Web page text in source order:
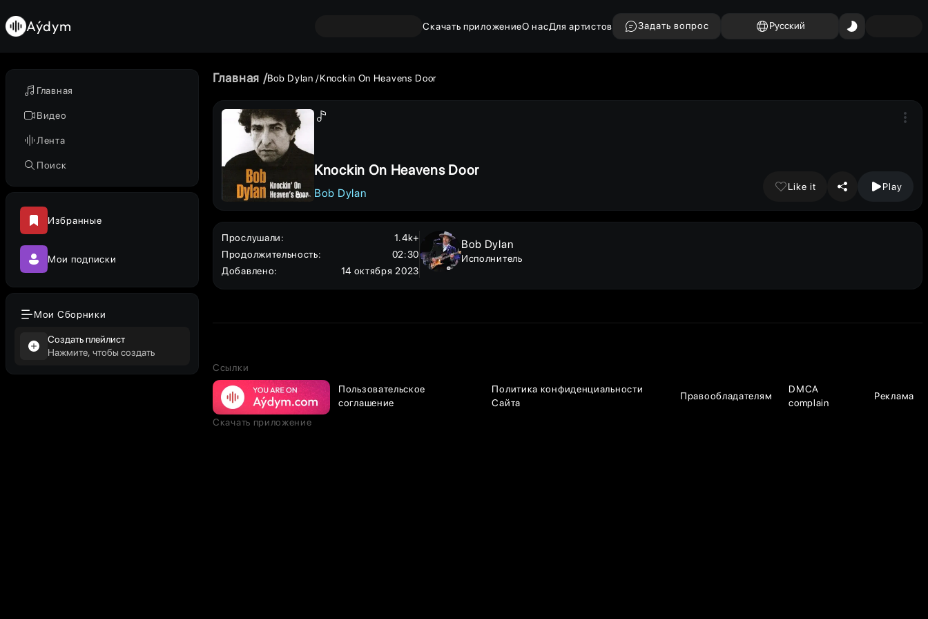
Главная
Видео
Лента
Поиск
Избранные
Мои подписки
Мои Сборники
Создать плейлист
Нажмите, чтобы создать
Aýdym Скачать приложениеО насДля артистов Задать вопрос Русский
Главная Bob Dylan Knockin On Heavens Door
Knockin On Heavens Door
Bob Dylan
Like it Play
Прослушали:
1.4k+
Продолжительность:
02:30
Добавлено: 14 октября 2023
Bob Dylan
Исполнитель
Ссылки
Пользовательское
соглашение
Политика конфиденциальности
Сайта
Правообладателям
DMCA
complain
Реклама
Скачать приложение